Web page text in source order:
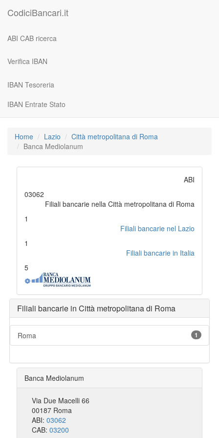
CodiciBancari.it
ABI CAB ricerca
Verifica IBAN
IBAN Tesoreria
IBAN Entrate Stato
Home Lazio
Città metropolitana di Roma
Banca Mediolanum
ABI
03062
Filiali bancarie nella Città metropolitana di Roma
1
Filiali bancarie nel Lazio
1
Filiali bancarie in Italia
5
Filiali bancarie in Città metropolitana di Roma
Roma 1
Banca Mediolanum
Via Due Macelli 66
00187 Roma
ABI: 03062
CAB: 03200